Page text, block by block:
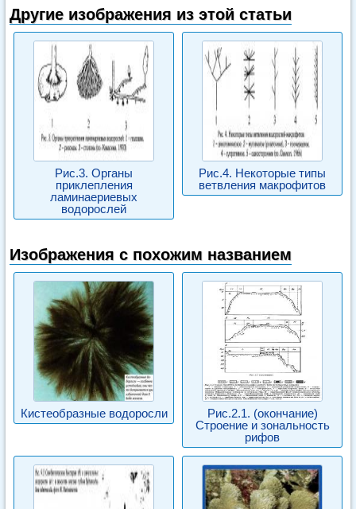
Другие изображения из этой статьи
Рис.3. Органы
приклепления
ламинаериевых
водорослей
Рис.4. Некоторые типы
ветвления макрофитов
Изображения с похожим названием
Кистеобразные водоросли
Рис.2.1. (окончание)
Строение и зональность
рифов